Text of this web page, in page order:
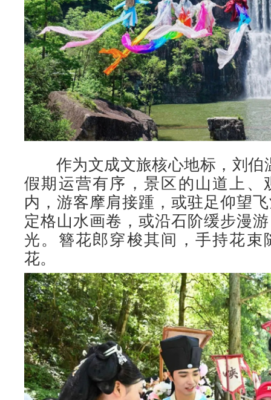
作为文成文旅核心地标，刘伯
假期运营有序，景区的山道上、
内，游客摩肩接踵，或驻足仰望
定格山水画卷，或沿石阶缓步漫
光。簪花郎穿梭其间，手持花束
花。